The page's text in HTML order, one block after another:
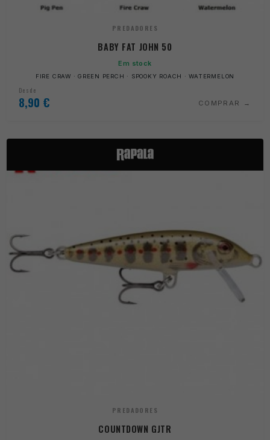
PREDADORES
BABY FAT JOHN 50
Em stock
FIRE CRAW · GREEN PERCH · SPOOKY ROACH · WATERMELON
Desde
8,90 € COMPRAR
PREDADORES
COUNTDOWN GJTR